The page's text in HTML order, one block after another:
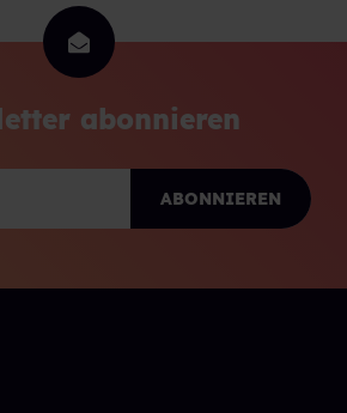
abonnieren